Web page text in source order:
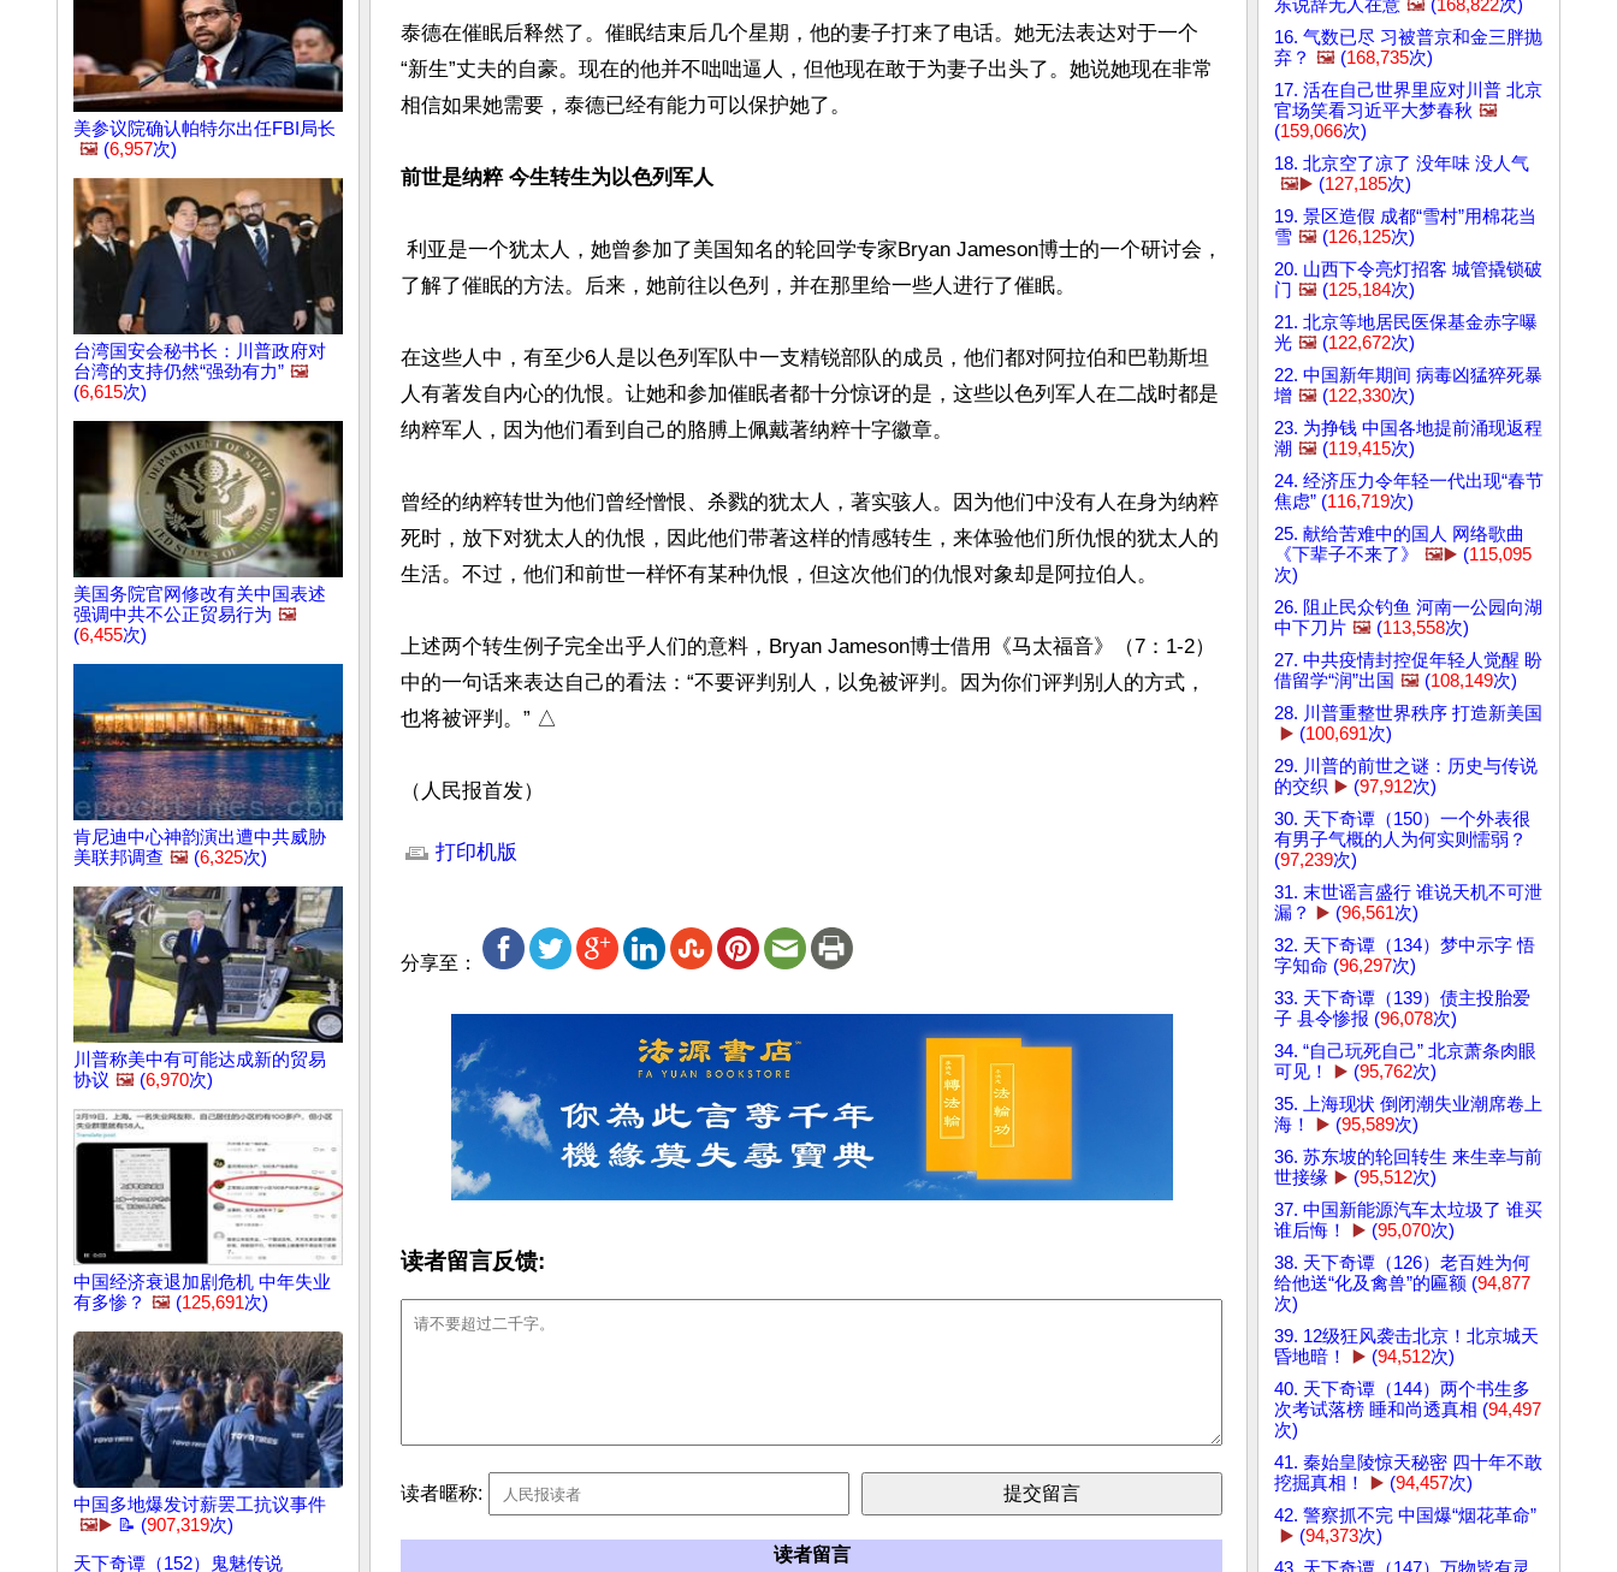
美参议院确认帕特尔出任FBI局长
🖼️ (6,957次)
台湾国安会秘书长：川普政府对
台湾的支持仍然“强劲有力” 🖼️
(6,615次)
美国务院官网修改有关中国表述
强调中共不公正贸易行为 🖼️
(6,455次)
肯尼迪中心神韵演出遭中共威胁
美联邦调查 🖼️ (6,325次)
川普称美中有可能达成新的贸易
协议 🖼️ (6,970次)
中国经济衰退加剧危机 中年失业
有多惨？ 🖼️ (125,691次)
中国多地爆发讨薪罢工抗议事件
🖼️▶️ 📝 (907,319次)
天下奇谭（152）鬼魅传说
泰德在催眠后释然了。催眠结束后几个星期，他的妻子打来了电话。她无法表达对于一个
“新生”丈夫的自豪。现在的他并不咄咄逼人，但他现在敢于为妻子出头了。她说她现在非常
相信如果她需要，泰德已经有能力可以保护她了。
前世是纳粹 今生转生为以色列军人
了解了催眠的方法。后来，她前往以色列，并在那里给一些人进行了催眠。
在这些人中，有至少6人是以色列军队中一支精锐部队的成员，他们都对阿拉伯和巴勒斯坦
人有著发自内心的仇恨。让她和参加催眠者都十分惊讶的是，这些以色列军人在二战时都是
纳粹军人，因为他们看到自己的胳膊上佩戴著纳粹十字徽章。
曾经的纳粹转世为他们曾经憎恨、杀戮的犹太人，著实骇人。因为他们中没有人在身为纳粹
死时，放下对犹太人的仇恨，因此他们带著这样的情感转生，来体验他们所仇恨的犹太人的
生活。不过，他们和前世一样怀有某种仇恨，但这次他们的仇恨对象却是阿拉伯人。
上述两个转生例子完全出乎人们的意料，Bryan Jameson博士借用《马太福音》（7：1-2）
中的一句话来表达自己的看法：“不要评判别人，以免被评判。因为你们评判别人的方式，
也将被评判。” △
（人民报首发）
打印机版
分享至：
读者留言反馈:
读者暱称:
读者留言
东说辞无人在意 🖼️ (168,822次)
16. 气数已尽 习被普京和金三胖抛
弃？ 🖼️ (168,735次)
17. 活在自己世界里应对川普 北京
官场笑看习近平大梦春秋 🖼️
(159,066次)
18. 北京空了凉了 没年味 没人气
🖼️▶️ (127,185次)
19. 景区造假 成都“雪村”用棉花当
雪 🖼️ (126,125次)
20. 山西下令亮灯招客 城管撬锁破
门 🖼️ (125,184次)
21. 北京等地居民医保基金赤字曝
光 🖼️ (122,672次)
22. 中国新年期间 病毒凶猛猝死暴
增 🖼️ (122,330次)
23. 为挣钱 中国各地提前涌现返程
潮 🖼️ (119,415次)
24. 经济压力令年轻一代出现“春节
焦虑” (116,719次)
25. 献给苦难中的国人 网络歌曲
《下辈子不来了》
🖼️▶️ (115,095
次)
26. 阻止民众钓鱼 河南一公园向湖
中下刀片 🖼️ (113,558次)
27. 中共疫情封控促年轻人觉醒 盼
借留学“润”出国 🖼️ (108,149次)
28. 川普重整世界秩序 打造新美国
▶️ (100,691次)
29. 川普的前世之谜：历史与传说
的交织 ▶️ (97,912次)
30. 天下奇谭（150）一个外表很
有男子气概的人为何实则懦弱？
(97,239次)
31. 末世谣言盛行 谁说天机不可泄
漏？
▶️ (96,561次)
32. 天下奇谭（134）梦中示字 悟
字知命 (96,297次)
33. 天下奇谭（139）债主投胎爱
子 县令惨报 (96,078次)
34. “自己玩死自己” 北京萧条肉眼
可见！
▶️ (95,762次)
35. 上海现状 倒闭潮失业潮席卷上
海！
▶️ (95,589次)
36. 苏东坡的轮回转生 来生幸与前
世接缘 ▶️ (95,512次)
37. 中国新能源汽车太垃圾了 谁买
谁后悔！
▶️ (95,070次)
38. 天下奇谭（126）老百姓为何
给他送“化及禽兽”的匾额 (94,877
次)
39. 12级狂风袭击北京！北京城天
昏地暗！
▶️ (94,512次)
40. 天下奇谭（144）两个书生多
次考试落榜 睡和尚透真相 (94,497
次)
41. 秦始皇陵惊天秘密 四十年不敢
挖掘真相！
▶️ (94,457次)
42. 警察抓不完 中国爆“烟花革命”
▶️ (94,373次)
43. 天下奇谭（147）万物皆有灵